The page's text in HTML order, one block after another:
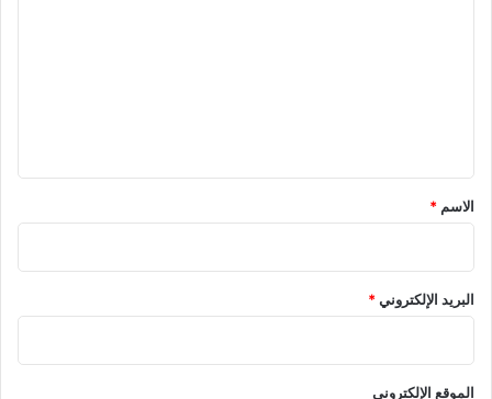
*
الاسم *
البريد الإلكتروني*
الموقع الإلكتروني